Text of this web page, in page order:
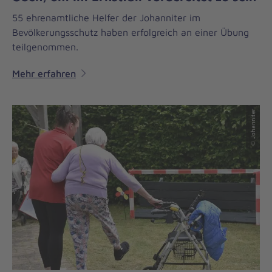
55 ehrenamtliche Helfer der Johanniter im
Bevölkerungsschutz haben erfolgreich an einer Übung
teilgenommen.
Mehr erfahren
© Johanniter